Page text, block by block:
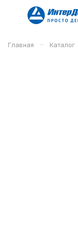
Главная – Каталог